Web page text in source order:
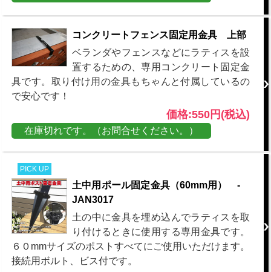
コンクリートフェンス固定用金具 上部
ベランダやフェンスなどにラティスを設
置するための、専用コンクリート固定金
具です。取り付け用の金具もちゃんと付属しているの
で安心です！
価格:550円(税込)
在庫切れです。（お問合せください。）
PICK UP
土中用ポール固定金具（60mm用） -
JAN3017
土の中に金具を埋め込んでラティスを取
り付けるときに使用する専用金具です。
６０mmサイズのポストすべてにご使用いただけます。
接続用ボルト、ビス付です。